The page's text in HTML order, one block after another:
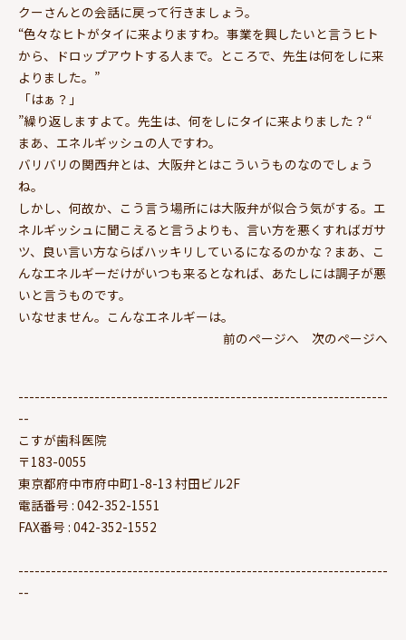
クーさんとの会話に戻って行きましょう。
“色々なヒトがタイに来よりますわ。事業を興したいと言うヒト
から、ドロップアウトする人まで。ところで、先生は何をしに来
よりました。”
「はぁ？」
”繰り返しますよて。先生は、何をしにタイに来よりました？“
まあ、エネルギッシュの人ですわ。
バリバリの関西弁とは、大阪弁とはこういうものなのでしょう
ね。
しかし、何故か、こう言う場所には大阪弁が似合う気がする。エ
ネルギッシュに聞こえると言うよりも、言い方を悪くすればガサ
ツ、良い言い方ならばハッキリしているになるのかな？まあ、こ
んなエネルギーだけがいつも来るとなれば、あたしには調子が悪
いと言うものです。
いなせません。こんなエネルギーは。
前のページへ
次のページへ
--------------------------------------------------------------------
--
こすが歯科医院
〒183-0055
東京都府中市府中町1-8-13 村田ビル2F
電話番号 : 042-352-1551
FAX番号 : 042-352-1552
--------------------------------------------------------------------
--